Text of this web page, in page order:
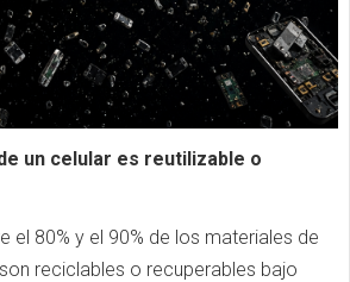
un celular es reutilizable o
el 80% y el 90% de los materiales de
reciclables o recuperables bajo